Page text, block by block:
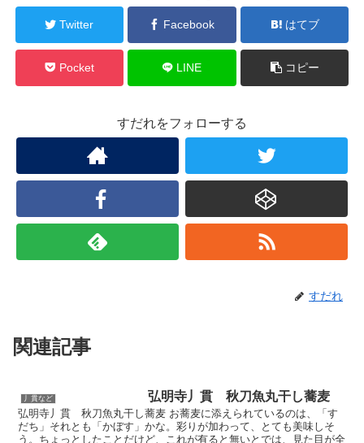
Twitter Facebook はてブ
Pocket LINE コピー
すだれをフォローする
すだれ
関連記事
丿貫など 弘明寺丿貫 秋刀魚丸干し蕎麦
弘明寺丿貫 秋刀魚丸干し蕎麦 お蕎麦に添えられているのは、「す
だち」それとも「かぼす」かな。彩りが加わって、とても美味しそ
う。ちょっとしたことだけど、これが有ると無いとでは、見た目が全